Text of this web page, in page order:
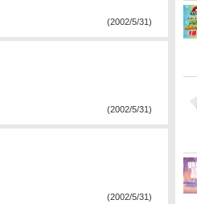
(2002/5/31)
(2002/5/31)
(2002/5/31)